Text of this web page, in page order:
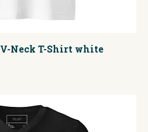
Neck T-Shirt white